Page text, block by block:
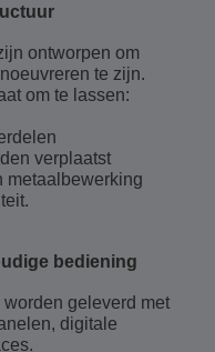
ontworpen om
te zijn.
om te lassen:
verplaatst
metaalbewerking
bediening
geleverd met
digitale